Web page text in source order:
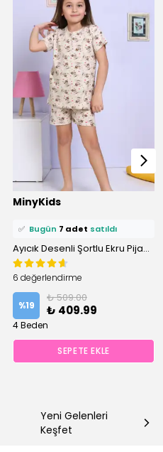
MinyKids
Bu ürünü24 kişifavoriledi!
14 kişi
✅ Bugün 7 adet satıldı
Ayıcık Desenli Şortlu Ekru Pijama Takımı
6 değerlendirme
%19
₺ 509.00
₺ 409.99
4 Beden
SEPETE EKLE
Yeni Gelenleri
Keşfet